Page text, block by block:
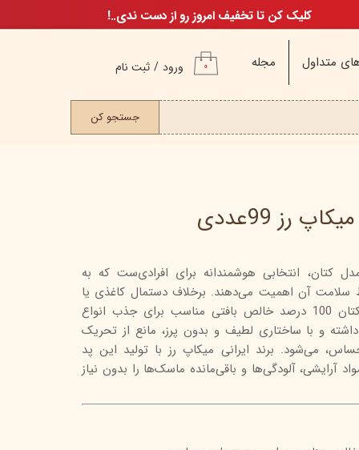
متداول مجله ورود / ثبت نام
تغییر گذر واژه
۰
جستجو کن
کلیک کن تا تخفیف امروز رو از دست ندی..!
رز 99عددی
کتان، انتخابی هوشمندانه برای افرادی‌ست که به
آن اهمیت می‌دهند. برخلاف دستمال کاغذی یا
پنبه‌های معمولی، این پدهای کتان 100 درصد خالص بافتی مناسب برای جذب انواع
داشته و با ساختاری لطیف و بدون پرز، مانع از تحریک
می‌شود. برند ایرانی میکاپ رز با تولید این پد
آرایشی، آلودگی‌ها و باقی‌مانده ماسک‌ها را بدون نیاز